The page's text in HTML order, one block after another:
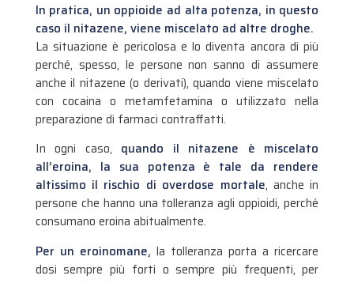
In pratica, un oppioide ad alta potenza, in questo
caso il nitazene, viene miscelato ad altre droghe.
La situazione è pericolosa e lo diventa ancora di più
perché, spesso, le persone non sanno di assumere
anche il nitazene (o derivati), quando viene miscelato
con cocaina o metamfetamina o utilizzato nella
preparazione di farmaci contraffatti.
In ogni caso, quando il nitazene è miscelato
all’eroina, la sua potenza è tale da rendere
altissimo il rischio di overdose mortale, anche in
persone che hanno una tolleranza agli oppioidi, perché
consumano eroina abitualmente.
Per un eroinomane, la tolleranza porta a ricercare
dosi sempre più forti o sempre più frequenti, per